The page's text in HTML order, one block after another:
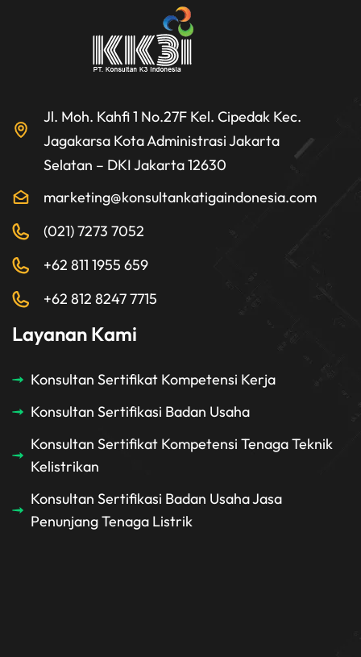
Jl. Moh. Kahfi 1 No.27F Kel. Cipedak Kec.
Jagakarsa Kota Administrasi Jakarta
Selatan – DKI Jakarta 12630
marketing@konsultankatigaindonesia.com
(021) 7273 7052
+62 811 1955 659
+62 812 8247 7715
Layanan Kami
Konsultan Sertifikat Kompetensi Kerja
Konsultan Sertifikasi Badan Usaha
Konsultan Sertifikat Kompetensi Tenaga Teknik
Kelistrikan
Konsultan Sertifikasi Badan Usaha Jasa
Penunjang Tenaga Listrik